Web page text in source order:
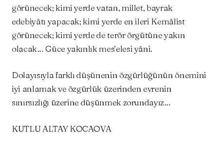
görünecek; kimi yerde vatan, millet, bayrak
edebiyâtı yapacak; kimi yerde en ileri Kemâlist
görünecek; kimi yerde de terör örgütüne yakın
olacak… Güce yakınlık mes’elesi yâni.
Dolayısıyla farklı düşünenin özgürlüğünün önemini
iyi anlamak ve özgürlük üzerinden evrenin
sınırsızlığı üzerine düşünmek zorundayız…
KUTLU ALTAY KOCAOVA